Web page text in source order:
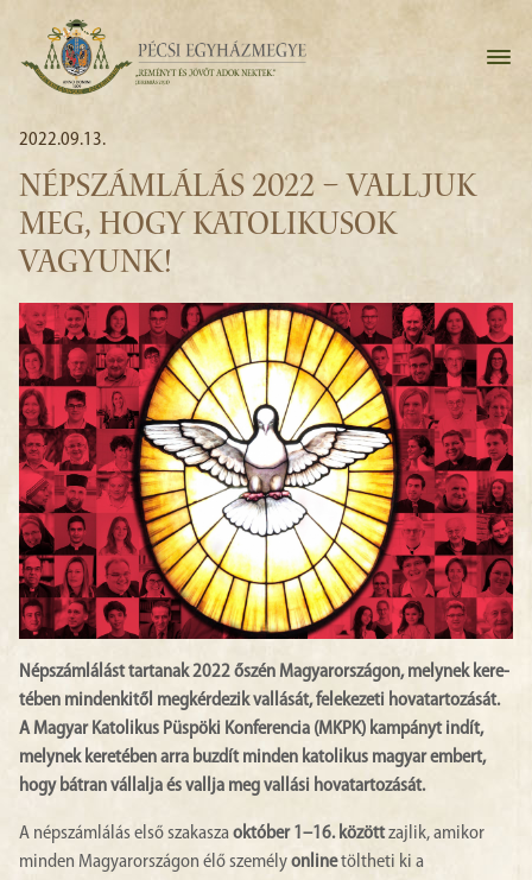
2022.09.13.
NÉPSZÁMLÁLÁS 2022 – VALLJUK
MEG, HOGY KATOLIKUSOK
VAGYUNK!
Nép­szám­lá­lást tartanak 2022 őszén Ma­gyar­or­szá­gon, melynek ke­re­
té­ben min­den­kitől megkérdezik val­lá­sát, fe­le­ke­ze­ti hovatartozását.
A Magyar Katolikus Püspöki Konferencia (MKPK) kampányt indít,
melynek keretében arra buzdít minden katolikus magyar embert,
hogy bátran vállalja és vallja meg vallási hovatartozását.
A népszámlálás első szakaszaoktóber 1–16. közöttzajlik, amikor
minden Magyarországon élő személyonlinetöltheti ki a